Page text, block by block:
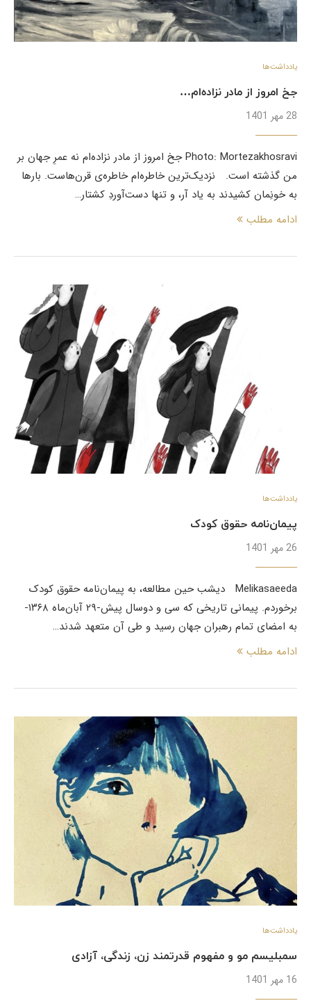
یادداشت‌ها
جخ امروز از مادر نزاده‌ام…
28 مهر 1401
Photo: Mortezakhosravi جخ امروز از مادر نزاده‌ام نه عمرِ جهان بر
من گذشته است. نزدیک‌ترین خاطره‌ام خاطره‌ی قرن‌هاست. بارها
به خونِمان کشیدند به یاد آر، و تنها دست‌آوردِ کشتار…
ادامه مطلب
یادداشت‌ها
پیمان‌نامه حقوق کودک
26 مهر 1401
Melikasaeeda دیشب حین مطالعه، ‌به پیمان‌نامه حقوق کودک
برخوردم. پیمانی تاریخی که سی و دوسال پیش-۲۹ آبان‌ماه ۱۳۶۸-
به امضای تمام رهبران جهان رسید و طی آن متعهد شدند…
ادامه مطلب
یادداشت‌ها
سمبلیسم مو و مفهوم قدرتمند زن، زندگی، آزادی
16 مهر 1401